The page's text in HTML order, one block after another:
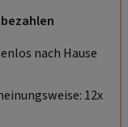
nach Hause
12x